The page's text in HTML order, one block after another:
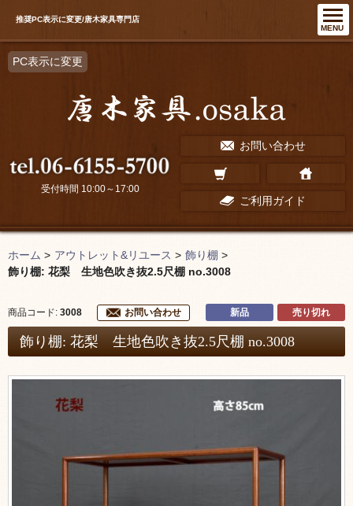
MENU
推奨PC表示に変更/唐木家具専門店
PC表示に変更
お問い合わせ
ご利用ガイド
受付時間 10:00～17:00
ホーム > アウトレット&リユース > 飾り棚 >
飾り棚: 花梨 生地色吹き抜2.5尺棚 no.3008
商品コード: 3008 お問い合わせ 新品 売り切れ
飾り棚: 花梨 生地色吹き抜2.5尺棚 no.3008